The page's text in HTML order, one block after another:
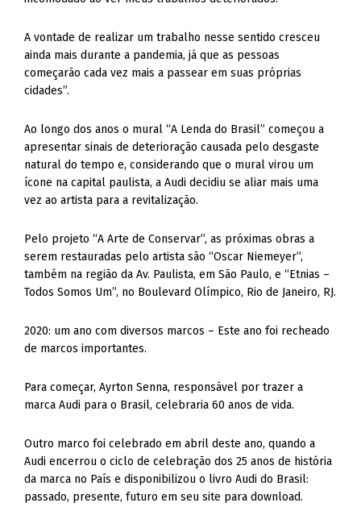
A vontade de realizar um trabalho nesse sentido cresceu
ainda mais durante a pandemia, já que as pessoas
começarão cada vez mais a passear em suas próprias
cidades”.
Ao longo dos anos o mural “A Lenda do Brasil” começou a
apresentar sinais de deterioração causada pelo desgaste
natural do tempo e, considerando que o mural virou um
ícone na capital paulista, a Audi decidiu se aliar mais uma
vez ao artista para a revitalização.
Pelo projeto “A Arte de Conservar”, as próximas obras a
serem restauradas pelo artista são “Oscar Niemeyer”,
também na região da Av. Paulista, em São Paulo, e “Etnias –
Todos Somos Um”, no Boulevard Olímpico, Rio de Janeiro, RJ.
2020: um ano com diversos marcos – Este ano foi recheado
de marcos importantes.
Para começar, Ayrton Senna, responsável por trazer a
marca Audi para o Brasil, celebraria 60 anos de vida.
Outro marco foi celebrado em abril deste ano, quando a
Audi encerrou o ciclo de celebração dos 25 anos de história
da marca no País e disponibilizou o livro Audi do Brasil:
passado, presente, futuro em seu site para download.